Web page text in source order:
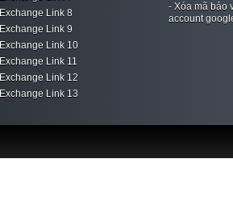
Exchange Link 8
Exchange Link 9
Exchange Link 10
Exchange Link 11
Exchange Link 12
Exchange Link 13
- Xóa mã bảo
account